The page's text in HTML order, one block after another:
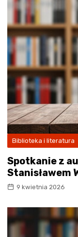
Biblioteka i literatura
Spotkanie z
Stanisławem
9 kwietnia 2026